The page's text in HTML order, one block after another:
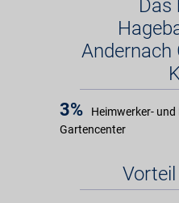
Das
Andernach
3%
Heimwerker-
Gartencenter